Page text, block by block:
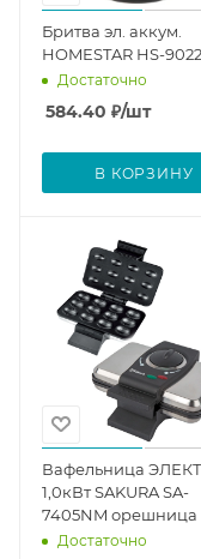
Бритва эл. аккум.
HOMESTAR HS-9022
Достаточно
584.40 ₽/шт
В КОРЗИНУ
Вафельница
1,0кВт SAKURA SA-
7405NM орешница
Достаточно